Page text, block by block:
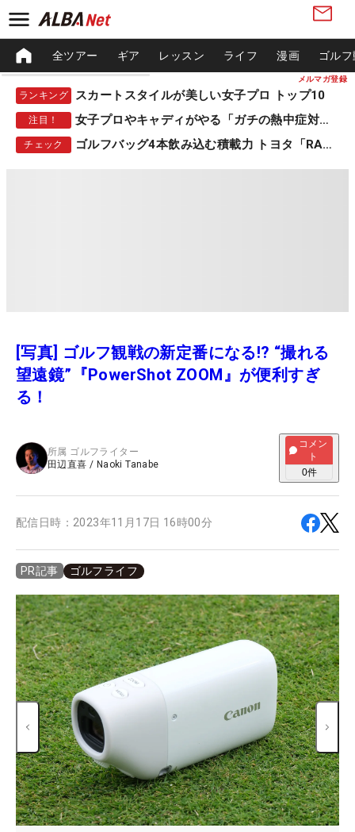
メルマガ登録
全ツアー ギア レッスン ライフ 漫画 ゴル
ランキング スカートスタイルが美しい女子プロ トップ10
注目！ 女子プロやキャディがやる「ガチの熱中症対策」
チェック ゴルフバッグ4本飲み込む積載力 トヨタ「RAV4」
[写真] ゴルフ観戦の新定番になる!? “撮れる
望遠鏡”『PowerShot ZOOM』が便利すぎ
る！
所属 ゴルフライター
田辺直喜 / Naoki Tanabe
コメン
ト
0件
配信日時： 2023年11月17日 16時00分
PR記事 ゴルフライフ